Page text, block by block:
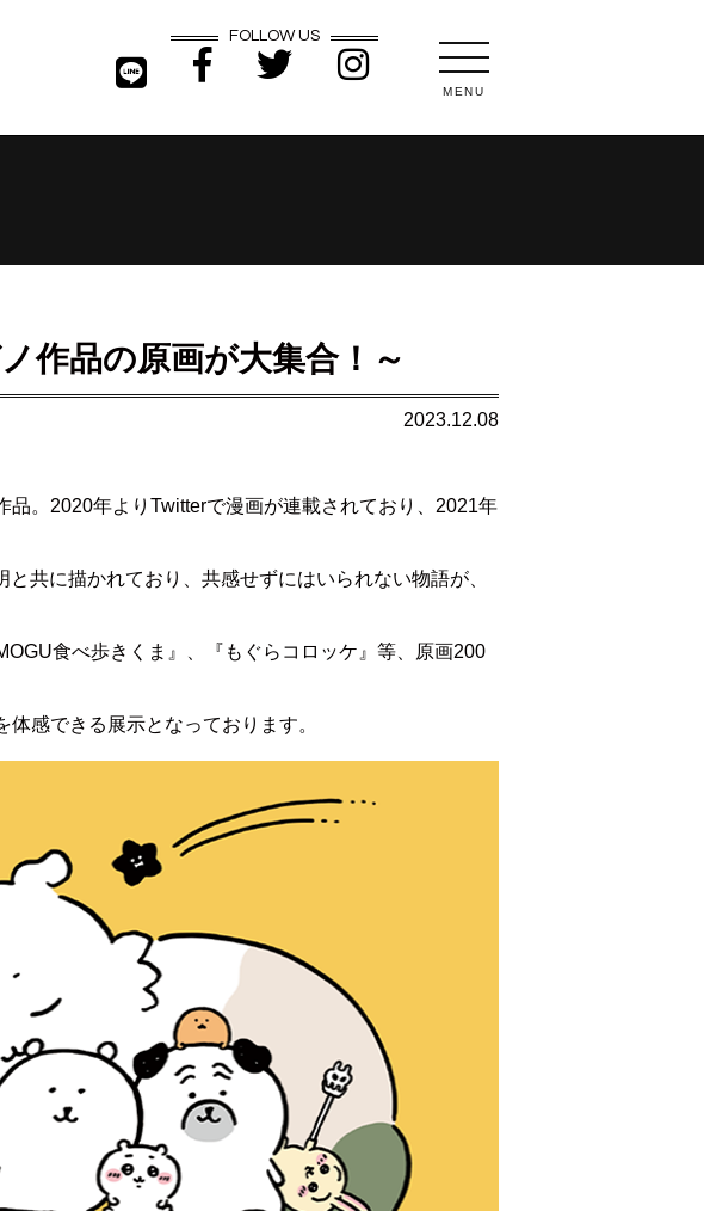
MENU
FOLLOW US
作品の原画が大集合！～
2023.12.08
品。2020年よりTwitterで漫画が連載されており、2021年
共に描かれており、共感せずにはいられない物語が、
食べ歩きくま』、『もぐらコロッケ』等、原画200
感できる展示となっております。